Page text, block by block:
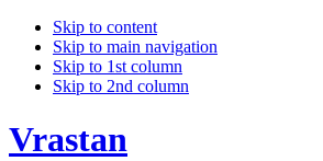
Skip to content
Skip to main navigation
Skip to 1st column
Skip to 2nd column
Vrastan